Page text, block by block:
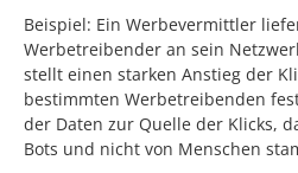
Beispiel: Ein Werbevermittler
Werbetreibender an sein
stellt einen starken Anstieg der
bestimmten Werbetreibenden
der Daten zur Quelle der Klicks,
Bots und nicht von Menschen